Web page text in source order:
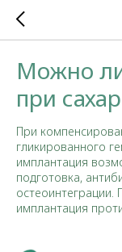
Можно
при
При
гликированного
имплантация
подготовка,
имплантация